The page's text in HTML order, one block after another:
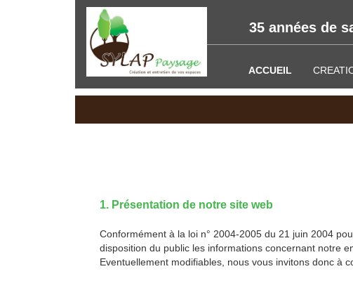
35 années de
ACCUEIL
1. Présentation de notre site web
Conformément à la loi n° 2004-2005 du 21 juin 2004
disposition du public les informations concernant notre
Eventuellement modifiables, nous vous invitons donc à